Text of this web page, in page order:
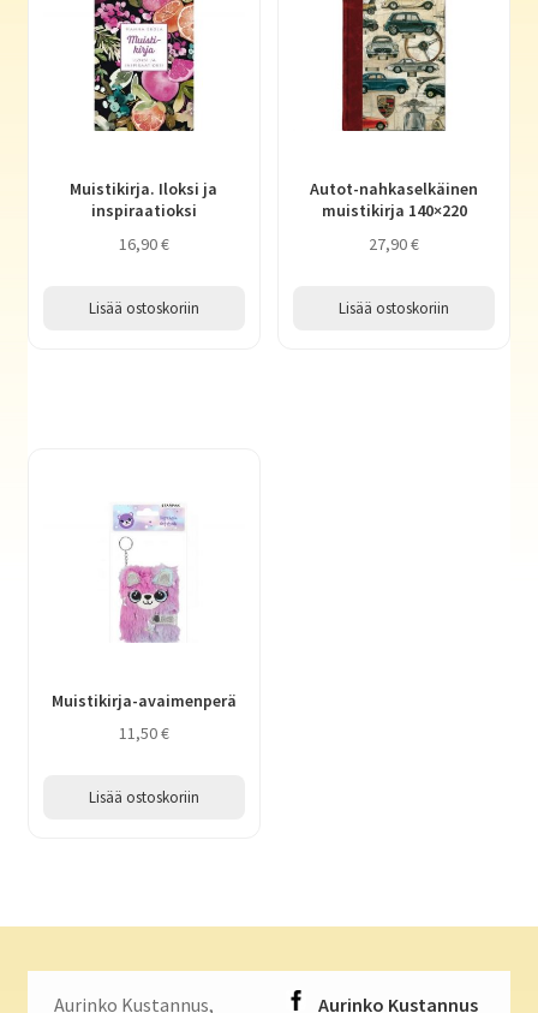
Muistikirja. Iloksi ja
inspiraatioksi
16,90€
Lisää ostoskoriin
Autot-nahkaselkäinen
muistikirja 140×220
27,90€
Lisää ostoskoriin
Muistikirja-avaimenperä
11,50€
Lisää ostoskoriin
Aurinko Kustannus, Aurinko Kustannus